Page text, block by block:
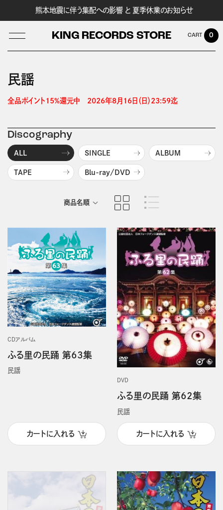
熊本地震に伴う集配への影響 と 夏季休業のお知らせ
KING RECORDS STORE
LOG IN
0
民謡
全品ポイント15%還元中　2026年8月16日（日）23:59迄
Discography
ALL SINGLE ALBUM
TAPE Blu-ray/DVD
商品名順
CDアルバム
ふる里の民踊 第63集
民謡
カートに入れる
DVD
ふる里の民踊 第62集
民謡
カートに入れる